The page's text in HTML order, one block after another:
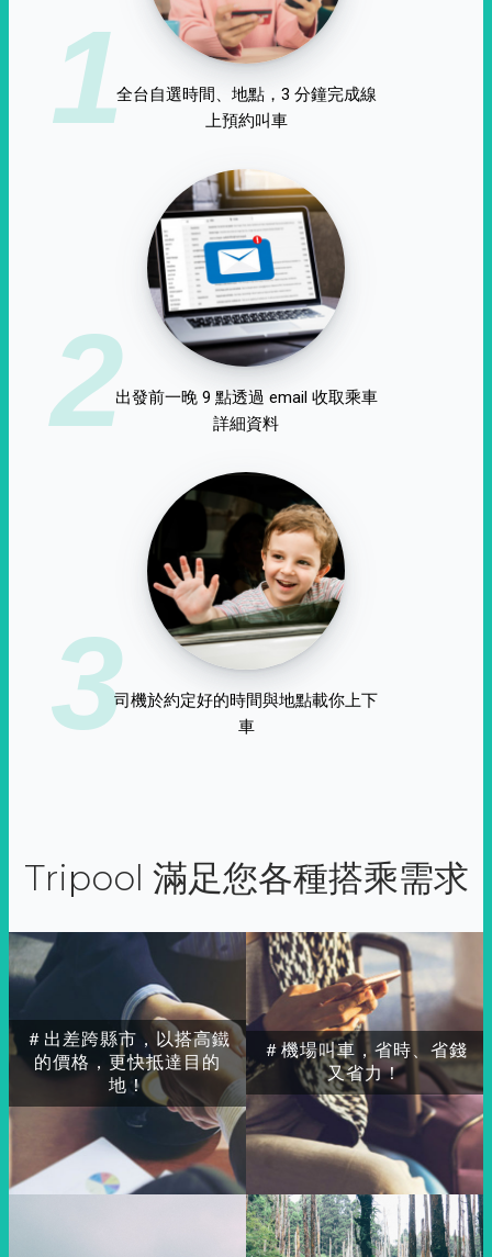
1全台自選時間、地點，3 分鐘完成線
上預約叫車
2出發前一晚 9 點透過 email 收取乘車
詳細資料
3司機於約定好的時間與地點載你上下
車
Tripool 滿足您各種搭乘需求
＃出差跨縣市，以搭高鐵
的價格，更快抵達目的
地！
＃機場叫車，省時、省錢
又省力！